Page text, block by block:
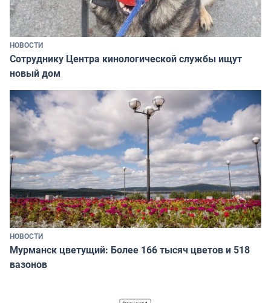
НОВОСТИ
Сотруднику Центра кинологической службы ищут
новый дом
НОВОСТИ
Мурманск цветущий: Более 166 тысяч цветов и 518
вазонов